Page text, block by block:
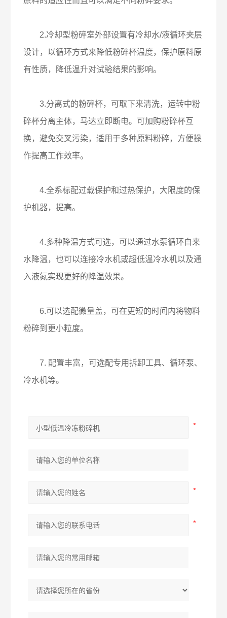
2.冷却型粉碎室外部设置有冷却水/液循环夹层
设计，以循环方式来降低粉碎杯温度，保护原料原
有性质，降低温升对试验结果的影响。
3.分离式的粉碎杯，可取下来清洗，运转中粉
碎杯分离主体，马达立即断电。可加购粉碎杯互
换，避免交叉污染，适用于多种原料粉碎，方便操
作提高工作效率。
4.全系标配过载保护和过热保护，大限度的保
护机器，提高。
4.多种降温方式可选，可以通过水泵循环自来
水降温，也可以连接冷水机或超低温冷水机以及通
入液氮实现更好的降温效果。
6.可以选配微量盖，可在更短的时间内将物料
粉碎到更小粒度。
7. 配置丰富，可选配专用拆卸工具、循环泵、
冷水机等。